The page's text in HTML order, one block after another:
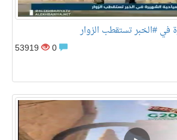
في #الخبر تستقطب الزوار
53919